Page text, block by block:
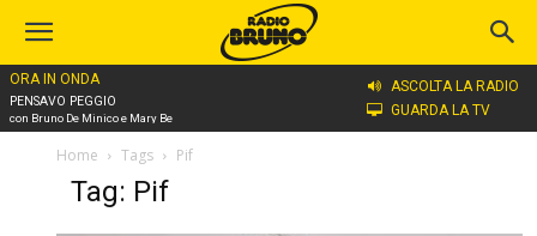
ORA IN ONDA
PENSAVO PEGGIO
con Bruno De Minico e Mary Be
ASCOLTA LA RADIO
GUARDA LA TV
Home Tags Pif
Tag: Pif